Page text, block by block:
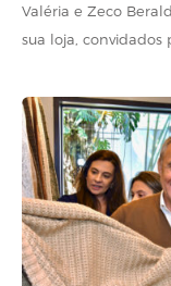
Valéria e Zeco
sua loja,
Criação